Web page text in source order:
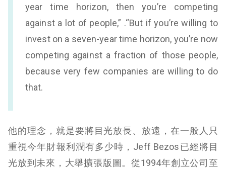
year time horizon, then you’re competing
against a lot of people,” .“But if you’re willing to
invest on a seven-year time horizon, you’re now
competing against a fraction of those people,
because very few companies are willing to do
that.
他的理念，就是要將目光放長、放遠，在一般人只
重視今年財報利潤有多少時，Jeff Bezos已經將目
光放到未來，大舉擴張版圖。從1994年創立公司至